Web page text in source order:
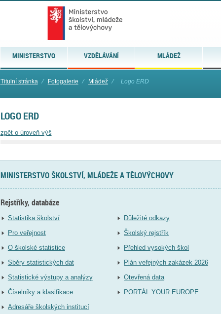
MINISTERSTVO VZDĚLÁVÁNÍ MLÁDEŽ
Titulní stránka ⁄ Fotogalerie ⁄ Mládež ⁄ Logo ERD
LOGO ERD
zpět o úroveň výš
MINISTERSTVO ŠKOLSTVÍ, MLÁDEŽE A TĚLOVÝCHOVY
Rejstříky, databáze
Statistika školství
Pro veřejnost
O školské statistice
Sběry statistických dat
Statistické výstupy a analýzy
Číselníky a klasifikace
Adresáře školských institucí
Důležité odkazy
Školský rejstřík
Přehled vysokých škol
Plán veřejných zakázek 2026
Otevřená data
PORTÁL YOUR EUROPE